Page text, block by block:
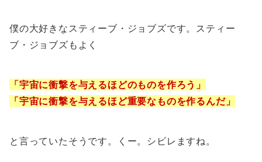
僕の大好きなスティーブ・ジョブズです。スティー
ブ・ジョブズもよく
「宇宙に衝撃を与えるほどのものを作ろう」
「宇宙に衝撃を与えるほど重要なものを作るんだ」
と言っていたそうです。くー。シビレますね。